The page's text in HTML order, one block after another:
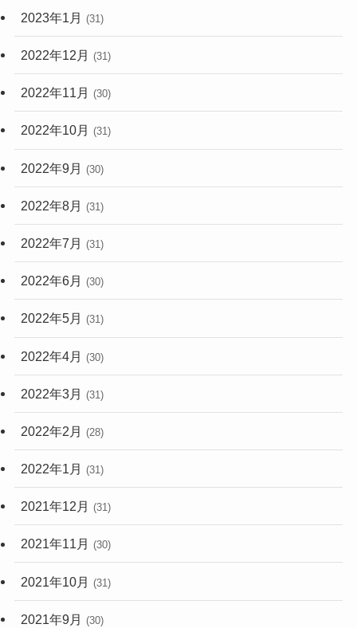
2023年1月 (31)
2022年12月 (31)
2022年11月 (30)
2022年10月 (31)
2022年9月 (30)
2022年8月 (31)
2022年7月 (31)
2022年6月 (30)
2022年5月 (31)
2022年4月 (30)
2022年3月 (31)
2022年2月 (28)
2022年1月 (31)
2021年12月 (31)
2021年11月 (30)
2021年10月 (31)
2021年9月 (30)